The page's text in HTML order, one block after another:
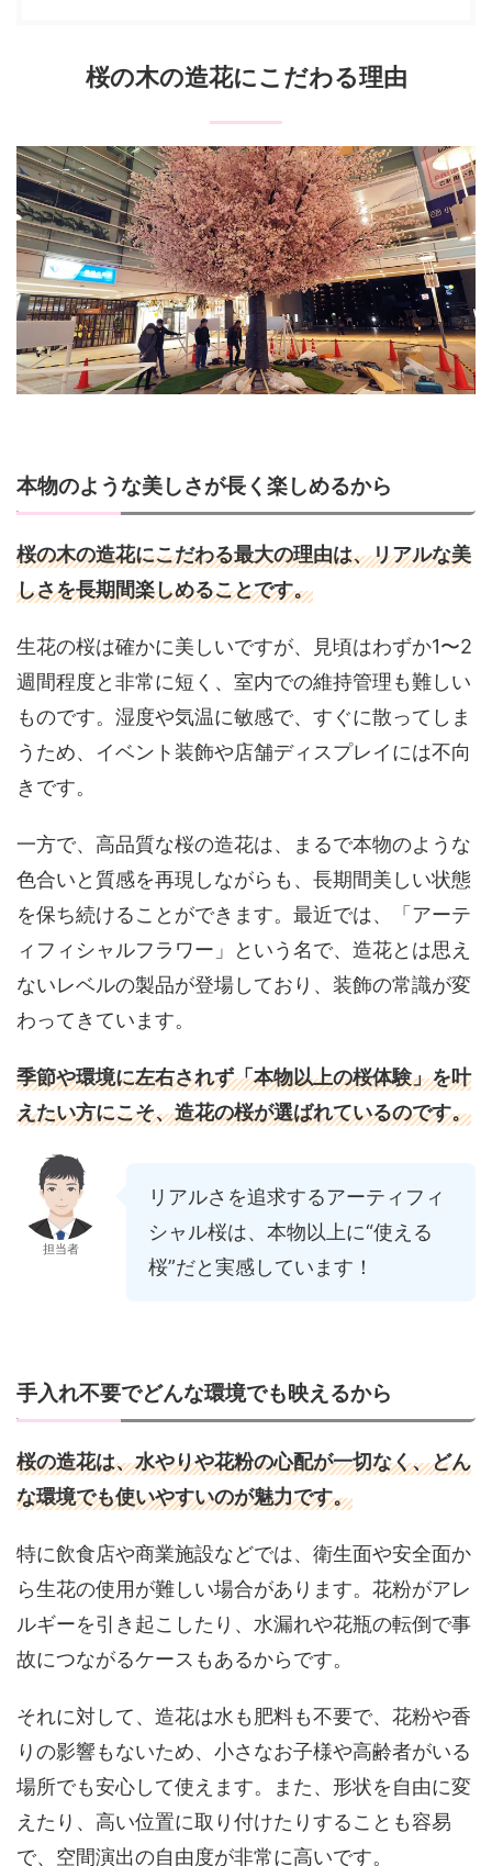
桜の木の造花にこだわる理由
本物のような美しさが長く楽しめるから
桜の木の造花にこだわる最大の理由は、リアルな美
しさを長期間楽しめることです。
生花の桜は確かに美しいですが、見頃はわずか1〜2
週間程度と非常に短く、室内での維持管理も難しい
ものです。湿度や気温に敏感で、すぐに散ってしま
うため、イベント装飾や店舗ディスプレイには不向
きです。
一方で、高品質な桜の造花は、まるで本物のような
色合いと質感を再現しながらも、長期間美しい状態
を保ち続けることができます。最近では、「アーテ
ィフィシャルフラワー」という名で、造花とは思え
ないレベルの製品が登場しており、装飾の常識が変
わってきています。
季節や環境に左右されず「本物以上の桜体験」を叶
えたい方にこそ、造花の桜が選ばれているのです。
担当者
リアルさを追求するアーティフィ
シャル桜は、本物以上に“使える
桜”だと実感しています！
手入れ不要でどんな環境でも映えるから
桜の造花は、水やりや花粉の心配が一切なく、どん
な環境でも使いやすいのが魅力です。
特に飲食店や商業施設などでは、衛生面や安全面か
ら生花の使用が難しい場合があります。花粉がアレ
ルギーを引き起こしたり、水漏れや花瓶の転倒で事
故につながるケースもあるからです。
それに対して、造花は水も肥料も不要で、花粉や香
りの影響もないため、小さなお子様や高齢者がいる
場所でも安心して使えます。また、形状を自由に変
えたり、高い位置に取り付けたりすることも容易
で、空間演出の自由度が非常に高いです。